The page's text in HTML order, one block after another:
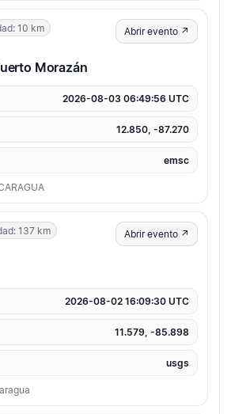
10 km Abrir evento ↗
Morazán
2026-08-03 06:49:56 UTC
12.850, -87.270
emsc
137 km Abrir evento ↗
2026-08-02 16:09:30 UTC
11.579, -85.898
usgs